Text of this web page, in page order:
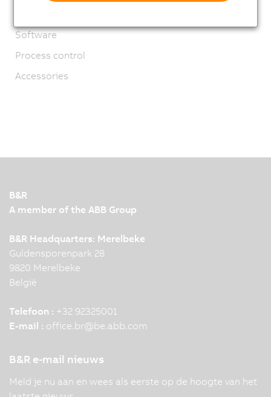
Software
Process control
Accessories
B&R
A member of the ABB Group
B&R Headquarters: Merelbeke
Guldensporenpark 28
9820 Merelbeke
België
Telefoon : +32 92325001
E-mail : office.br@be.abb.com
B&R e-mail nieuws
Meld je nu aan en wees als eerste op de hoogte van het